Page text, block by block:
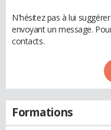
N'hésitez pas à lui
envoyant un message.
contacts.
Formations